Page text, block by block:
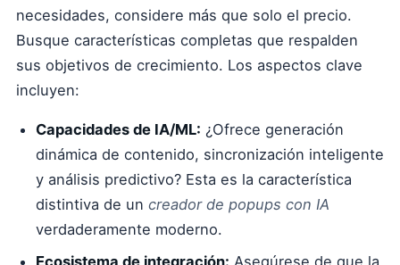
necesidades, considere más que solo el precio.
Busque características completas que respalden
sus objetivos de crecimiento. Los aspectos clave
incluyen:
Capacidades de IA/ML: ¿Ofrece generación
dinámica de contenido, sincronización inteligente
y análisis predictivo? Esta es la característica
distintiva de un creador de popups con IA
verdaderamente moderno.
Ecosistema de integración: Asegúrese de que la